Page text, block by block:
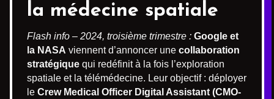
la médecine spatiale
Flash info – 2024, troisième trimestre : Google et
la NASA viennent d’annoncer une collaboration
stratégique qui redéfinit à la fois l’exploration
spatiale et la télémédecine. Leur objectif : déployer
le Crew Medical Officer Digital Assistant (CMO-